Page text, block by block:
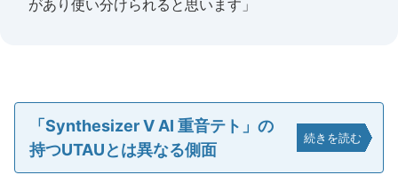
があり使い分けられると思います」
「Synthesizer V AI 重音テト」の
持つUTAUとは異なる側面
続きを読む